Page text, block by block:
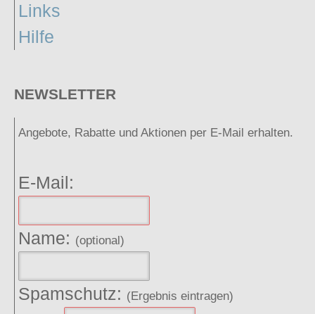
Links
Hilfe
NEWSLETTER
Angebote, Rabatte und Aktionen per E-Mail erhalten.
E-Mail:
Name: (optional)
Spamschutz: (Ergebnis eintragen)